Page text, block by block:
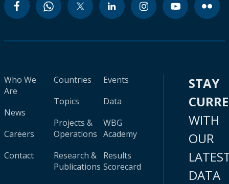
Who We
Are
News
Careers
Contact
Countries
Topics
Projects &
Operations
Research &
Publications
Events
Data
WBG
Academy
Results
Scorecard
STAY
WITH
OUR
DATA